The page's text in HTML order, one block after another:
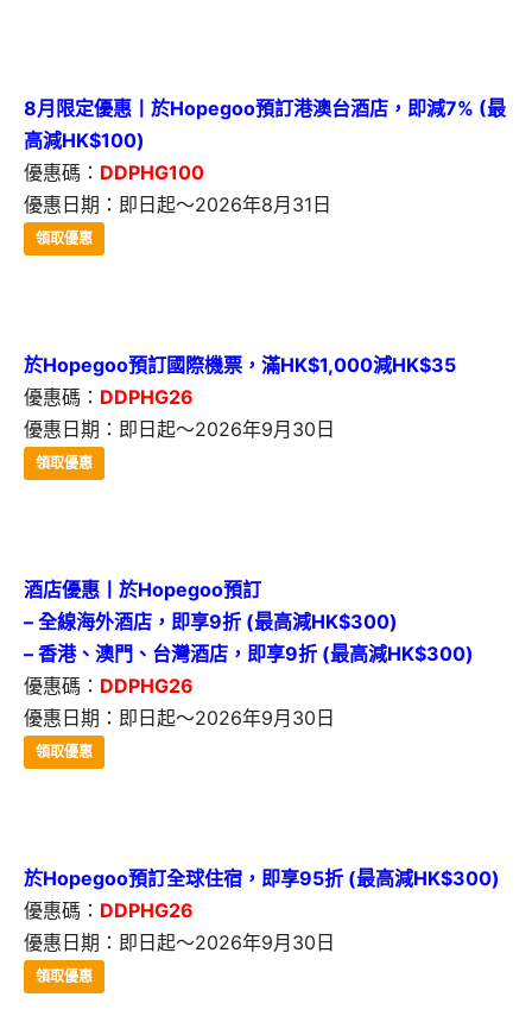
8月限定優惠丨於Hopegoo預訂港澳台酒店，即減7% (最
高減HK$100)
優惠碼： DDPHG100
優惠日期：即日起～2026年8月31日
領取優惠
於Hopegoo預訂國際機票，滿HK$1,000減HK$35
優惠碼： DDPHG26
優惠日期：即日起～2026年9月30日
領取優惠
酒店優惠丨於Hopegoo預訂
– 全線海外酒店，即享9折 (最高減HK$300)
– 香港、澳門、台灣酒店，即享9折 (最高減HK$300)
優惠碼： DDPHG26
優惠日期：即日起～2026年9月30日
領取優惠
於Hopegoo預訂全球住宿，即享95折 (最高減HK$300)
優惠碼： DDPHG26
優惠日期：即日起～2026年9月30日
領取優惠